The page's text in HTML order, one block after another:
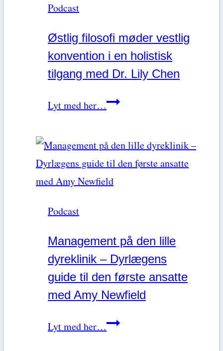
styrker
kundeservice
og
reducerer
Kirstie
Pickles
Podcast
Østlig filosofi møder vestlig
konvention i en holistisk
tilgang med Dr. Lily Chen
Lyt med her…Østlig
møder
vestlig
konvention
tilgang
med
Dr.
Lily
Chen
Podcast
Management på den lille
dyreklinik – Dyrlægens
guide til den første ansatte
med Amy Newfield
Lyt med her…Management